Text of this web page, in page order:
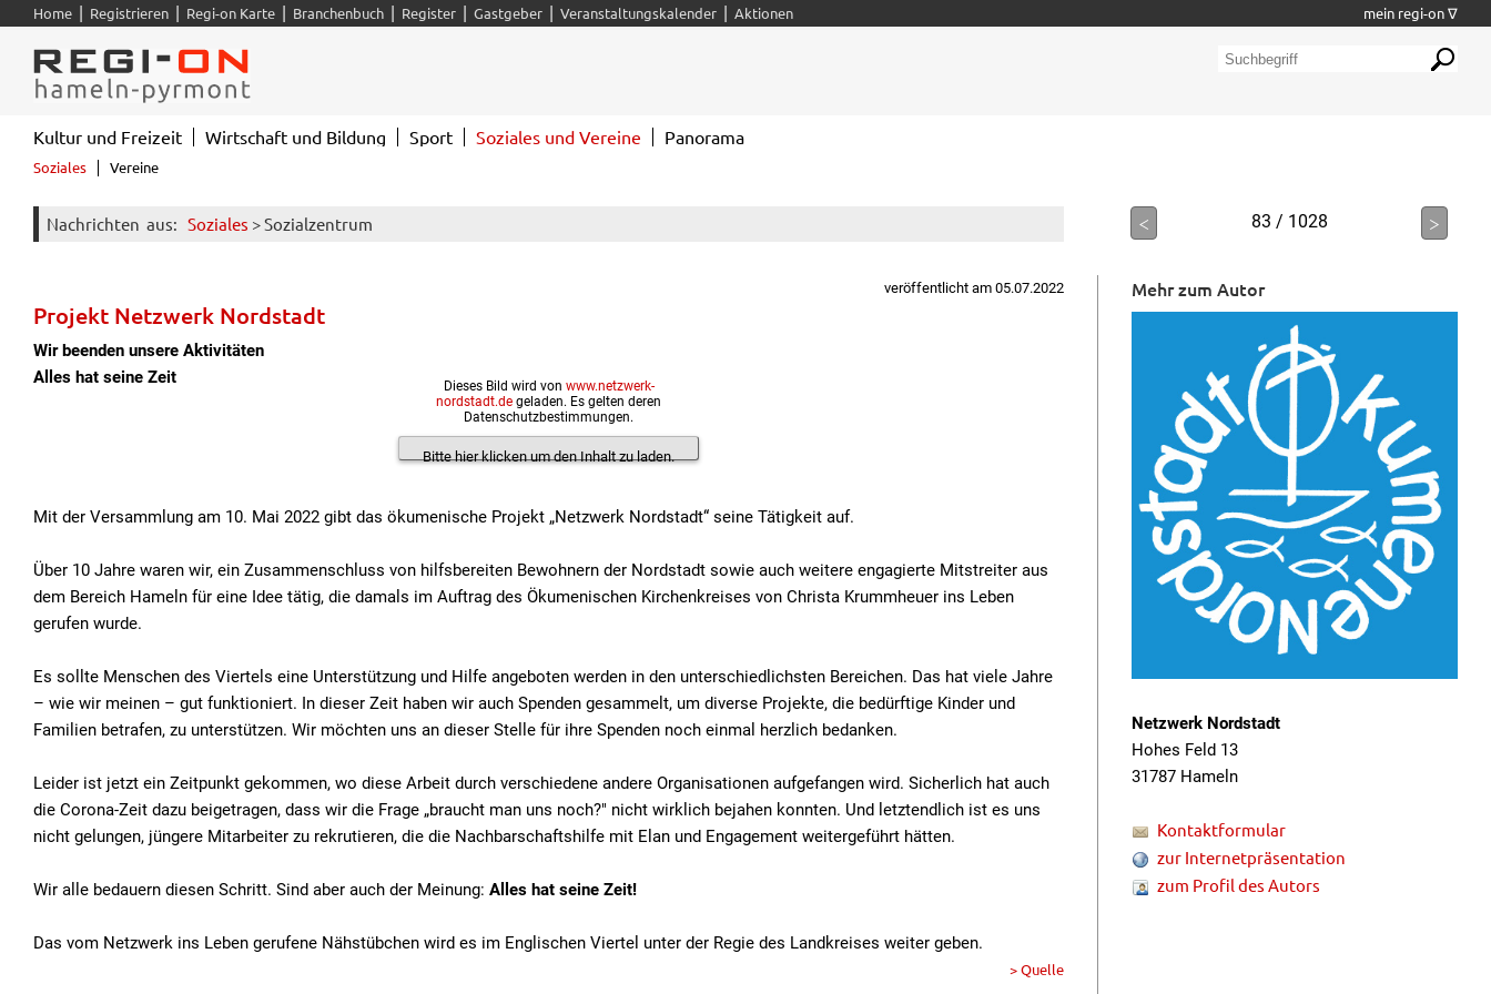
Nachrichten aus: Soziales > Sozialzentrum < 83 / 1028 >
veröffentlicht am 05.07.2022
Projekt Netzwerk Nordstadt
Wir beenden unsere Aktivitäten
Alles hat seine Zeit
Bitte hier klicken um den Inhalt zu laden.
Dieses Bild wird von www.netzwerk-
nordstadt.de geladen. Es gelten deren
Datenschutzbestimmungen.
Mit der Versammlung am 10. Mai 2022 gibt das ökumenische Projekt „Netzwerk Nordstadt“ seine Tätigkeit auf.
Über 10 Jahre waren wir, ein Zusammenschluss von hilfsbereiten Bewohnern der Nordstadt sowie auch weitere engagierte Mitstreiter aus
dem Bereich Hameln für eine Idee tätig, die damals im Auftrag des Ökumenischen Kirchenkreises von Christa Krummheuer ins Leben
gerufen wurde.
Es sollte Menschen des Viertels eine Unterstützung und Hilfe angeboten werden in den unterschiedlichsten Bereichen. Das hat viele Jahre
– wie wir meinen – gut funktioniert. In dieser Zeit haben wir auch Spenden gesammelt, um diverse Projekte, die bedürftige Kinder und
Familien betrafen, zu unterstützen. Wir möchten uns an dieser Stelle für ihre Spenden noch einmal herzlich bedanken.
Leider ist jetzt ein Zeitpunkt gekommen, wo diese Arbeit durch verschiedene andere Organisationen aufgefangen wird. Sicherlich hat auch
die Corona-Zeit dazu beigetragen, dass wir die Frage „braucht man uns noch?" nicht wirklich bejahen konnten. Und letztendlich ist es uns
nicht gelungen, jüngere Mitarbeiter zu rekrutieren, die die Nachbarschaftshilfe mit Elan und Engagement weitergeführt hätten.
Wir alle bedauern diesen Schritt. Sind aber auch der Meinung: Alles hat seine Zeit!
Das vom Netzwerk ins Leben gerufene Nähstübchen wird es im Englischen Viertel unter der Regie des Landkreises weiter geben.
> Quelle
Mehr zum Autor
Netzwerk Nordstadt
Hohes Feld 13
31787 Hameln
Kontaktformular
zur Internetpräsentation
zum Profil des Autors
Home | Registrieren | Regi-on Karte | Branchenbuch | Register | Gastgeber | Veranstaltungskalender | Aktionen mein regi-on ∇
Kultur und Freizeit Wirtschaft und Bildung Sport Soziales und Vereine
Soziales Vereine
Panorama